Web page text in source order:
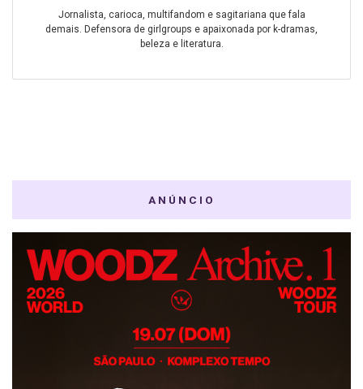
Jornalista, carioca, multifandom e sagitariana que fala
demais. Defensora de girlgroups e apaixonada por k-dramas,
beleza e literatura.
ANÚNCIO